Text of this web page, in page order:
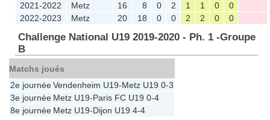
2021-2022
Metz 16 8 0 2 1 1 0
0
2022-2023
Metz 20 18 0 0 2 2 0 0
Challenge National U19 2019-2020 - Ph. 1 -Groupe
B
Matchs joués
2e journéeVendenheim U19-Metz U19 0-3
3e journée Metz U19-Paris FC U19 0-4
8e journée Metz U19-Dijon U19 4-4